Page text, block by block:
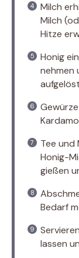
Milch
Milch
Hitze
Honig
nehmen
Tee und
Honig-
gießen
Bedarf
lassen